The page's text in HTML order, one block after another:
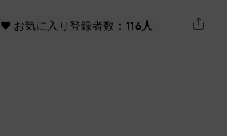
♥ お気に入り登録者数： 116人